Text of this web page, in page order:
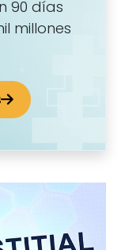
90 días
millones